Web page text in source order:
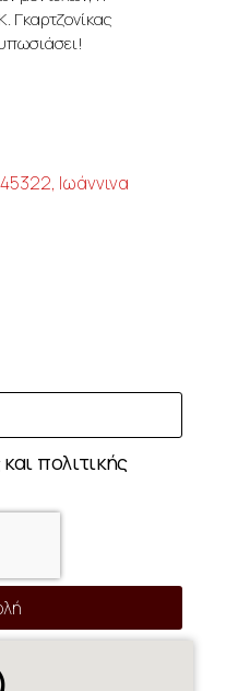
Γκαρτζονίκας
Ιωάννινα
πολιτικής